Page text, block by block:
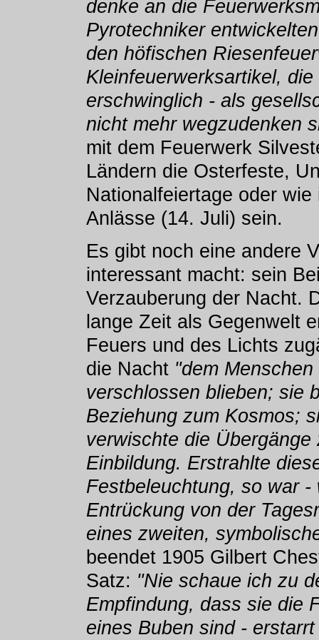
denke an die
Pyrotechniker
den höfischen
Kleinfeuerwerksartikel,
erschwinglich - als
nicht mehr wegzudenken
mit dem Feuerwerk
Ländern die Osterfeste,
Nationalfeiertage oder
Anlässe (14. Juli) sein.
Es gibt noch eine andere
interessant macht: sein
Verzauberung der Nacht.
lange Zeit als Gegenwelt
Feuers und des Lichts
die Nacht "dem
verschlossen blieben; sie
Beziehung zum Kosmos;
verwischte die
Einbildung. Erstrahlte
Festbeleuchtung, so war
Entrückung von der
eines zweiten,
beendet 1905 Gilbert
Satz: "Nie schaue ich zu
Empfindung, dass sie die
eines Buben sind -